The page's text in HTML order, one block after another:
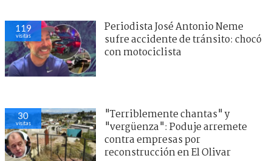
119
visitas
Periodista José Antonio Neme
sufre accidente de tránsito: chocó
con motociclista
30
visitas
"Terriblemente chantas" y
"vergüenza": Poduje arremete
contra empresas por
reconstrucción en El Olivar